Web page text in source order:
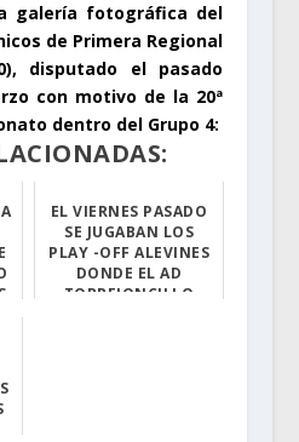
galería fotográfica del
de Primera Regional
disputado el pasado
con motivo de la 20ª
dentro del Grupo 4:
EL VIERNES PASADO
SE JUGABAN LOS
PLAY -OFF ALEVINES
DONDE EL AD
TORREJONCILLO